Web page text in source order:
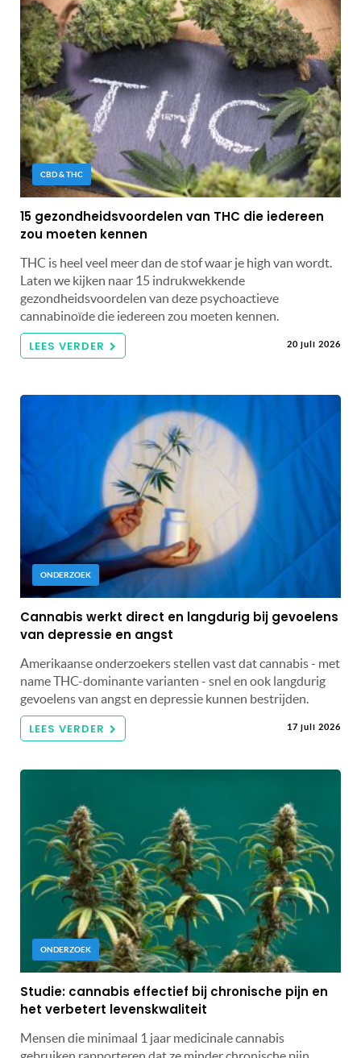
CBD & THC
15 gezondheidsvoordelen van THC die iedereen
zou moeten kennen
THC is heel veel meer dan de stof waar je high van wordt.
Laten we kijken naar 15 indrukwekkende
gezondheidsvoordelen van deze psychoactieve
cannabinoïde die iedereen zou moeten kennen.
LEES VERDER 20 juli 2026
ONDERZOEK
Cannabis werkt direct en langdurig bij gevoelens
van depressie en angst
Amerikaanse onderzoekers stellen vast dat cannabis - met
name THC-dominante varianten - snel en ook langdurig
gevoelens van angst en depressie kunnen bestrijden.
LEES VERDER 17 juli 2026
ONDERZOEK
Studie: cannabis effectief bij chronische pijn en
het verbetert levenskwaliteit
Mensen die minimaal 1 jaar medicinale cannabis